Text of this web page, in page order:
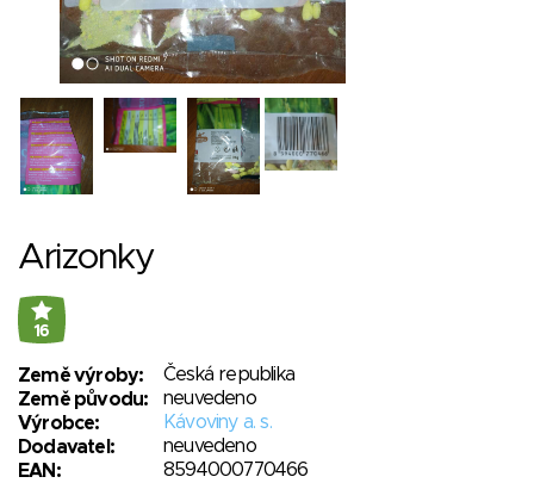
Arizonky
16
Země výroby:
Česká republika
Země původu:
neuvedeno
Výrobce:
Kávoviny a. s.
Dodavatel:
neuvedeno
EAN:
8594000770466